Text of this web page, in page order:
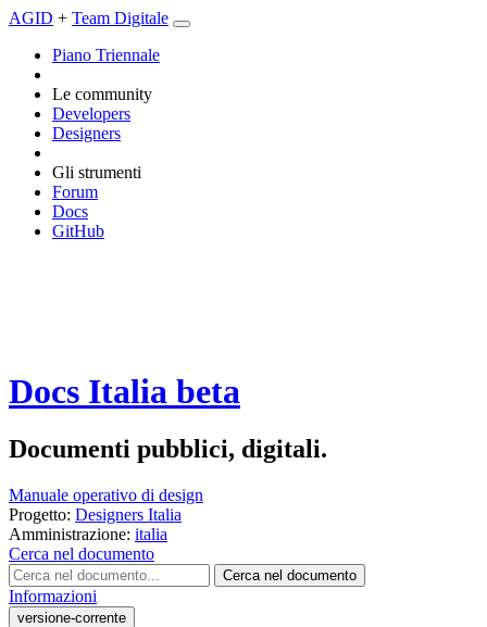
AGID + Team Digitale
Piano Triennale
Le community
Developers
Designers
Gli strumenti
Forum
Docs
GitHub
Docs Italia beta
Documenti pubblici, digitali.
Manuale operativo di design
Progetto: Designers Italia
Amministrazione: italia
Cerca nel documento
Cerca nel documento
Informazioni
versione-corrente